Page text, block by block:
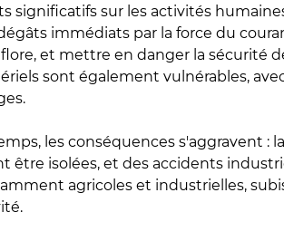
significatifs sur les activités
immédiats par la force du
et mettre en danger la sécurité
sont également vulnérables,
les conséquences s'aggravent :
être isolées, et des accidents
agricoles et industrielles,